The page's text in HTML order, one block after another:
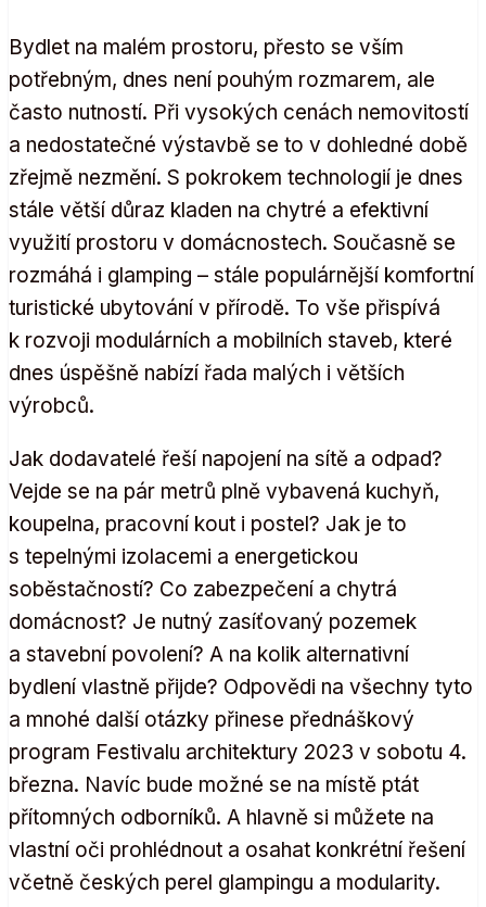
Bydlet na malém prostoru, přesto se vším
potřebným, dnes není pouhým rozmarem, ale
často nutností. Při vysokých cenách nemovitostí
a nedostatečné výstavbě se to v dohledné době
zřejmě nezmění. S pokrokem technologií je dnes
stále větší důraz kladen na chytré a efektivní
využití prostoru v domácnostech. Současně se
rozmáhá i glamping – stále populárnější komfortní
turistické ubytování v přírodě. To vše přispívá
k rozvoji modulárních a mobilních staveb, které
dnes úspěšně nabízí řada malých i větších
výrobců.
Jak dodavatelé řeší napojení na sítě a odpad?
Vejde se na pár metrů plně vybavená kuchyň,
koupelna, pracovní kout i postel? Jak je to
s tepelnými izolacemi a energetickou
soběstačností? Co zabezpečení a chytrá
domácnost? Je nutný zasíťovaný pozemek
a stavební povolení? A na kolik alternativní
bydlení vlastně přijde? Odpovědi na všechny tyto
a mnohé další otázky přinese přednáškový
program Festivalu architektury 2023 v sobotu 4.
března. Navíc bude možné se na místě ptát
přítomných odborníků. A hlavně si můžete na
vlastní oči prohlédnout a osahat konkrétní řešení
včetně českých perel glampingu a modularity.